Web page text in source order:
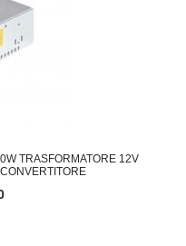
TRASFORMATORE 12V